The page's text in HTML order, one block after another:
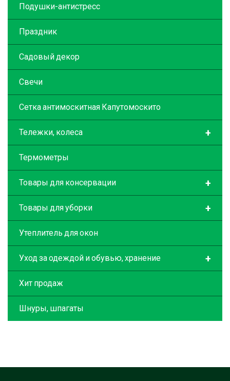
Подушки-антистресс
Праздник
Садовый декор
Свечи
Сетка антимоскитная Капутомоскито
+
Тележки, колеса
Термометры
+
Товары для консервации
+
Товары для уборки
Утеплитель для окон
+
Уход за одеждой и обувью, хранение
Хит продаж
Шнуры, шпагаты